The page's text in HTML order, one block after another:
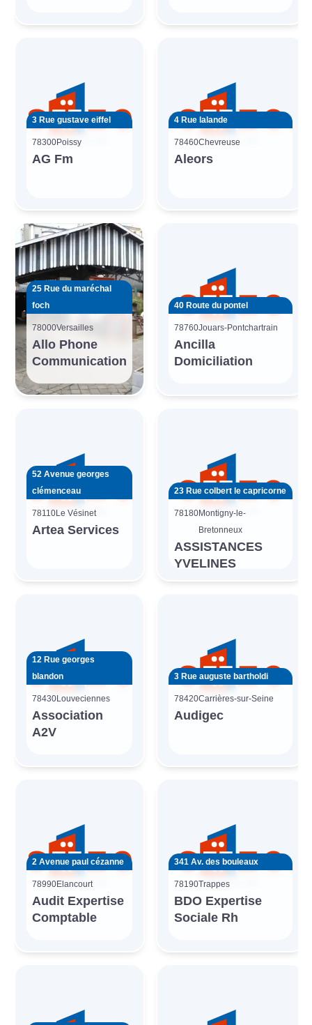
3 Rue gustave eiffel
78300Poissy
AG Fm
4 Rue lalande
78460Chevreuse
Aleors
25 Rue du maréchal
foch
78000Versailles
Allo Phone
Communication
40 Route du pontel
78760Jouars-Pontchartrain
Ancilla
Domiciliation
52 Avenue georges
clémenceau
78110Le Vésinet
Artea Services
23 Rue colbert le capricorne
78180Montigny-le-
Bretonneux
ASSISTANCES
YVELINES
12 Rue georges
blandon
78430Louveciennes
Association
A2V
3 Rue auguste bartholdi
78420Carrières-sur-Seine
Audigec
2 Avenue paul cézanne
78990Elancourt
Audit Expertise
Comptable
341 Av. des bouleaux
78190Trappes
BDO Expertise
Sociale Rh